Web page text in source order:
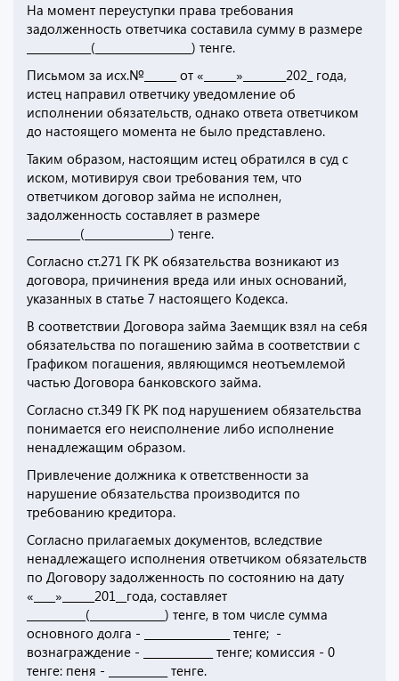
На момент переуступки права требования
задолженность ответчика составила сумму в размере
____________(__________________) тенге.
Письмом за исх.№______ от «______»________202_ года,
истец направил ответчику уведомление об
исполнении обязательств, однако ответа ответчиком
до настоящего момента не было представлено.
Таким образом, настоящим истец обратился в суд с
иском, мотивируя свои требования тем, что
ответчиком договор займа не исполнен,
задолженность составляет в размере
__________(________________) тенге.
Согласно ст.271 ГК РК обязательства возникают из
договора, причинения вреда или иных оснований,
указанных в статье 7 настоящего Кодекса.
В соответствии Договора займа Заемщик взял на себя
обязательства по погашению займа в соответствии с
Графиком погашения, являющимся неотъемлемой
частью Договора банковского займа.
Согласно ст.349 ГК РК под нарушением обязательства
понимается его неисполнение либо исполнение
ненадлежащим образом.
Привлечение должника к ответственности за
нарушение обязательства производится по
требованию кредитора.
Согласно прилагаемых документов, вследствие
ненадлежащего исполнения ответчиком обязательств
по Договору задолженность по состоянию на дату
«____»______201__года, составляет
___________(______________) тенге, в том числе сумма
основного долга - ________________ тенге; -
вознаграждение - _____________ тенге; комиссия - 0
тенге: пеня - ___________ тенге.